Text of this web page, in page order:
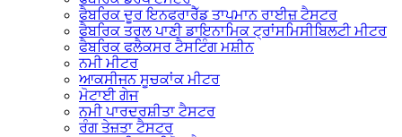
ਫੈਬਰਿਕ ਦੂਰ ਇਨਫਰਾਰੈੱਡ ਤਾਪਮਾਨ ਰਾਈਜ਼ ਟੈਸਟਰ
ਫੈਬਰਿਕ ਤਰਲ ਪਾਣੀ ਡਾਇਨਾਮਿਕ ਟ੍ਰਾਂਸਮਿਸੀਬਿਲਟੀ ਮੀਟਰ
ਫੈਬਰਿਕ ਫਲੈਕਸਰ ਟੈਸਟਿੰਗ ਮਸ਼ੀਨ
ਨਮੀ ਮੀਟਰ
ਆਕਸੀਜਨ ਸੂਚਕਾਂਕ ਮੀਟਰ
ਮੋਟਾਈ ਗੇਜ
ਨਮੀ ਪਾਰਦਰਸ਼ੀਤਾ ਟੈਸਟਰ
ਰੰਗ ਤੇਜ਼ਤਾ ਟੈਸਟਰ